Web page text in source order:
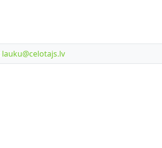
lauku@celotajs.lv